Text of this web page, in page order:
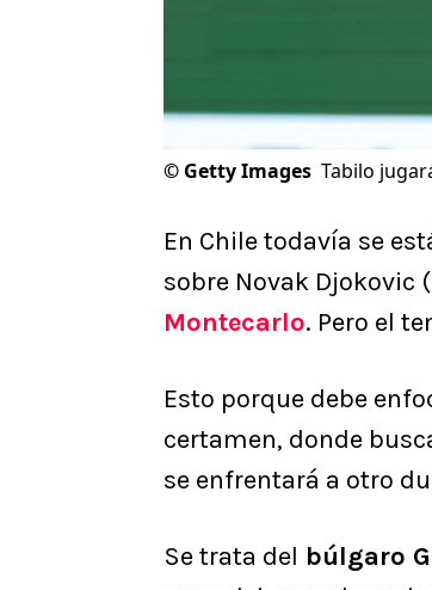
© Getty Images Tabilo
En Chile todavía se
sobre Novak Djokovic
Montecarlo. Pero el
Esto porque debe
certamen, donde
se enfrentará a otro
Se trata del búlgaro